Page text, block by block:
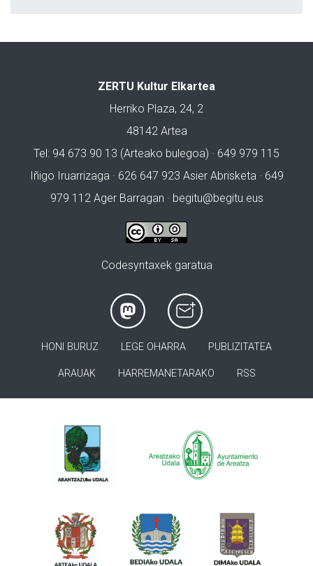
ZERTU Kultur Elkartea
Herriko Plaza, 24, 2
48142 Artea
Tel: 94 673 90 13 (Arteako bulegoa) · 649 979 115
Iñigo Iruarrizaga · 626 647 923 Asier Abrisketa · 649
979 112 Ager Barragan · begitu@begitu.eus
Codesyntaxek garatua
HONI BURUZ LEGE OHARRA PUBLIZITATEA
ARAUAK HARREMANETARAKO RSS